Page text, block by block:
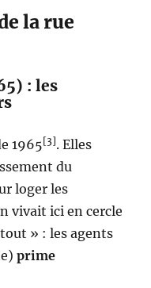
la rue
: les
1965[3]. Elles
du
loger les
vivait ici en cercle
» : les agents
prime